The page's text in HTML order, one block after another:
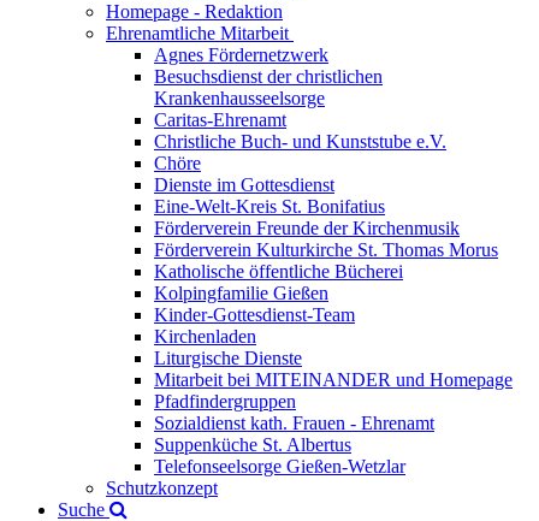
Homepage - Redaktion
Ehrenamtliche Mitarbeit
Agnes Fördernetzwerk
Besuchsdienst der christlichen
Krankenhausseelsorge
Caritas-Ehrenamt
Christliche Buch- und Kunststube e.V.
Chöre
Dienste im Gottesdienst
Eine-Welt-Kreis St. Bonifatius
Förderverein Freunde der Kirchenmusik
Förderverein Kulturkirche St. Thomas Morus
Katholische öffentliche Bücherei
Kolpingfamilie Gießen
Kinder-Gottesdienst-Team
Kirchenladen
Liturgische Dienste
Mitarbeit bei MITEINANDER und Homepage
Pfadfindergruppen
Sozialdienst kath. Frauen - Ehrenamt
Suppenküche St. Albertus
Telefonseelsorge Gießen-Wetzlar
Schutzkonzept
Suche